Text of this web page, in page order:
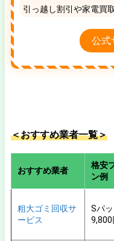
引っ越し割引や家電買
公式
＜おすすめ業者一覧＞
おすすめ業者
格安
ン例
粗大ゴミ回収サ
ービス
Sパ
9,800